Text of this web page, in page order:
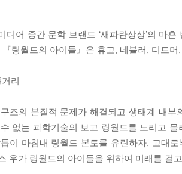
디어 중간 문학 브랜드 ‘새파란상상’의 마
『링월드의 아이들』은 휴고, 네뷸러, 디트
리
조의 본질적 문제가 해결되고 생태계 내
없는 과학기술의 보고 링월드를 노리고
이 마침내 링월드 본토를 유린하자, 고대
우가 링월드의 아이들을 위하여 미래를